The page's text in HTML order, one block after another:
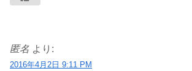
匿名 より:
2016年4月2日 9:11 PM